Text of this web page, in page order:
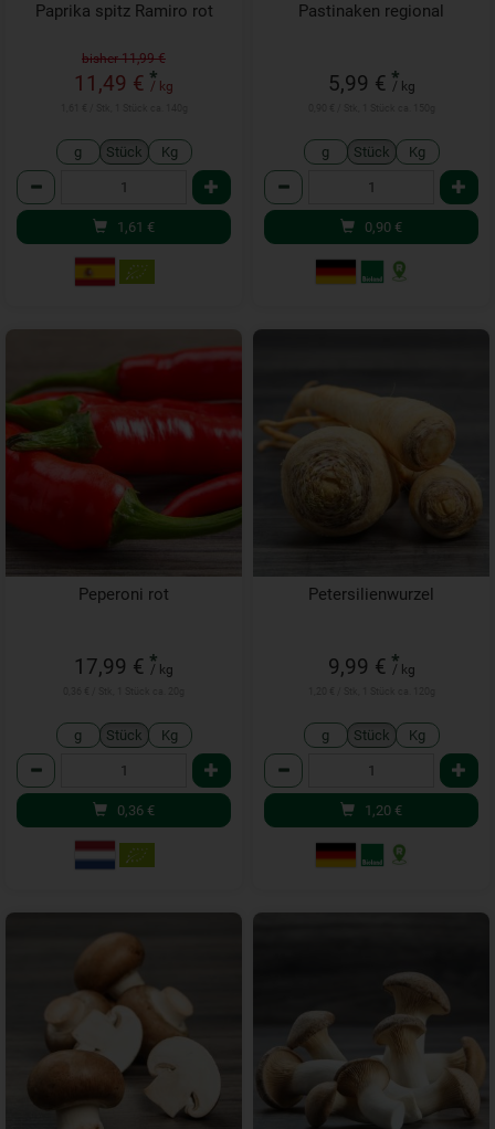
Paprika spitz Ramiro rot
bisher 11,99 €
11,49 € *
/ kg
g Stück Kg
Anzahl
1,61 €
Pastinaken regional
5,99 € *
/ kg
g Stück Kg
Anzahl
0,90 €
Peperoni rot
17,99 € *
/ kg
g Stück Kg
Anzahl
0,36 €
Petersilienwurzel
9,99 € *
/ kg
g Stück Kg
Anzahl
1,20 €